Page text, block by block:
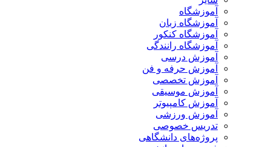
آموزشگاه
آموزشگاه زبان
آموزشگاه کنکور
آموزشگاه رانندگی
آموزش درسی
آموزش حرفه و فن
آموزش تخصصی
آموزش موسیقی
آموزش کامپیوتر
آموزش ورزشی
تدریس خصوصی
پروژه‌های دانشگاهی